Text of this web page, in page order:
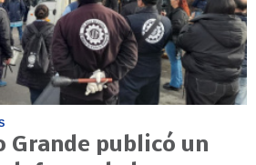
Grande publicó un